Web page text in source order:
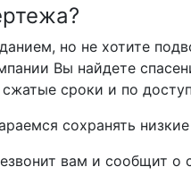
но не хотите
Вы найдете
сроки и по
сохранять
вам и сообщит о